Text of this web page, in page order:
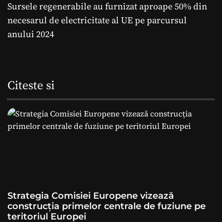
i
g
e
î
n
t
i
Sursele regenerabile au furnizat aproape 50% din
necesarul de electricitate al UE pe parcursul
anului 2024
Citeste si
Strategia Comisiei Europene vizează
construcția primelor centrale de fuziune pe
teritoriul Europei